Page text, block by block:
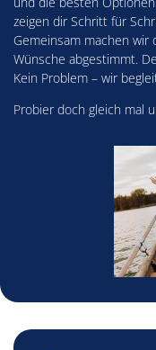
zeigen dir Schritt für
Gemeinsam machen wir
Wünsche abgestimmt.
Kein Problem – wir
Probier doch gleich mal